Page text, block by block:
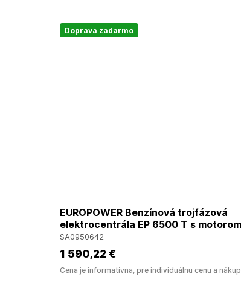
Doprava zadarmo
EUROPOWER Benzínová trojfázová
elektrocentrála EP 6500 T s
SA0950642
1 590,22 €
Cena je informatívna, pre individuálnu cenu a